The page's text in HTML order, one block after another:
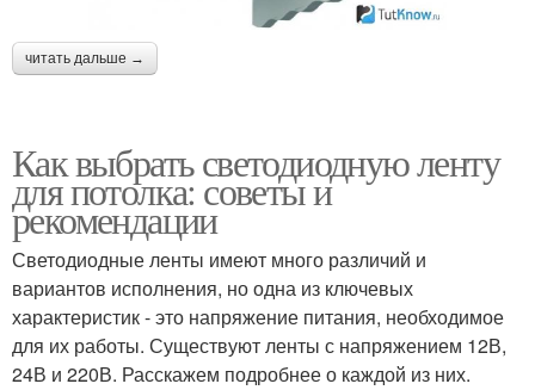
читать дальше →
Как выбрать светодиодную ленту
для потолка: советы и
рекомендации
Светодиодные ленты имеют много различий и
вариантов исполнения, но одна из ключевых
характеристик - это напряжение питания, необходимое
для их работы. Существуют ленты с напряжением 12В,
24В и 220В. Расскажем подробнее о каждой из них.